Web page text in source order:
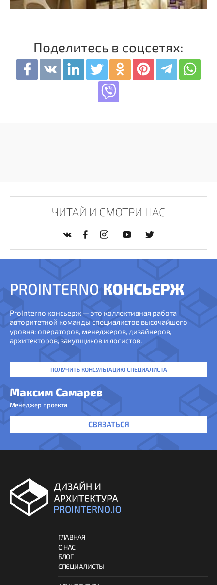
Поделитесь в соцсетях:
ЧИТАЙ И СМОТРИ НАС
PROINTERNO КОНСЬЕРЖ
ProInterno консьерж — это коллективная работа
авторитетной команды специалистов высочайшего
уровня: операторов, менеджеров, дизайнеров,
архитекторов, закупщиков и логистов.
ПОЛУЧИТЬ КОНСУЛЬТАЦИЮ СПЕЦИАЛИСТА
Максим Самарев
Менеджер проекта
СВЯЗАТЬСЯ
ГЛАВНАЯ
О НАС
БЛОГ
СПЕЦИАЛИСТЫ